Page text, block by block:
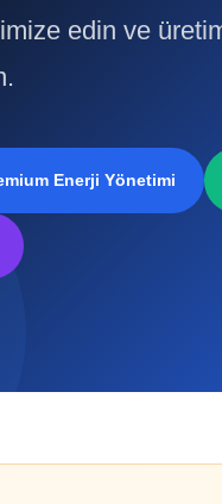
edin ve
Enerji Yönetimi